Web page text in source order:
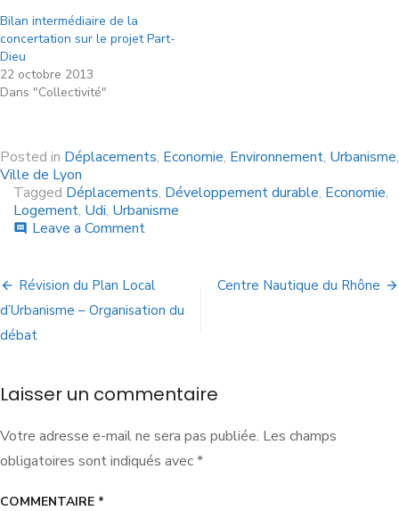
Bilan intermédiaire de la
concertation sur le projet Part-
Dieu
22 octobre 2013
Dans "Collectivité"
Posted in Déplacements, Economie, Environnement, Urbanisme,
Ville de Lyon
Tagged Déplacements, Développement durable, Economie,
Logement, Udi, Urbanisme
comment Leave a Comment
Révision du Plan Local
d’Urbanisme – Organisation du
débat
Centre Nautique du Rhône
Laisser un commentaire
Votre adresse e-mail ne sera pas publiée. Les champs
obligatoires sont indiqués avec*
COMMENTAIRE *